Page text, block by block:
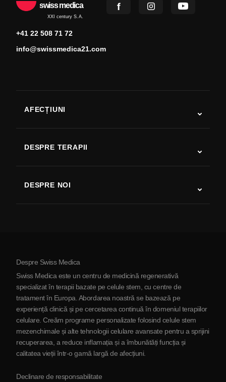
swiss medica
XXI century S.A.
+41 22 508 71 72
info@swissmedica21.com
AFECȚIUNI
Boala Parkinson
Artrită
DESPRE TERAPII
DESPRE NOI
Despre Serbia
Parteneriat
Contactaţi-ne
Despre Swiss Medica
Swiss Medica este un centru de medicină regenerativă
specializat în terapii bazate pe celule stem, cu centre de
tratament în Europa. Abordarea noastră se bazează pe
experiență clinică și pe cercetarea continuă în domeniul terapiilor
celulare. Creăm programe personalizate folosind celule stem
mezenchimale și alte tehnologii celulare avansate pentru a sprijini
recuperarea, a reduce inflamația și a îmbunătăți funcția și
calitatea vieții într-o gamă largă de afecțiuni.
Declinare de responsabilitate